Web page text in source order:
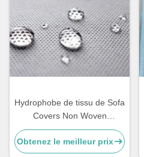
Hydrophobe de tissu de Sofa
Covers Non Woven
Interlining stratifié/enduisant
non le textile tissé
Obtenez le meilleur prix